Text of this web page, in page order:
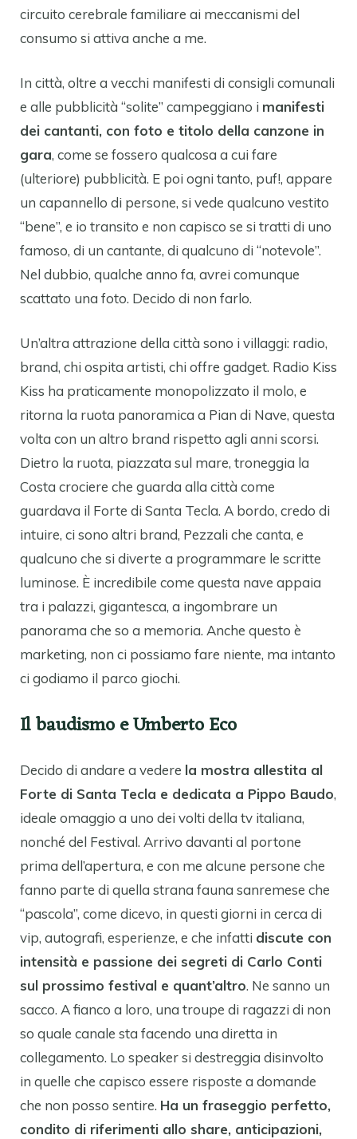
circuito cerebrale familiare ai meccanismi del
consumo si attiva anche a me.
In città, oltre a vecchi manifesti di consigli comunali
e alle pubblicità “solite” campeggiano i manifesti
dei cantanti, con foto e titolo della canzone in
gara, come se fossero qualcosa a cui fare
(ulteriore) pubblicità. E poi ogni tanto, puf!, appare
un capannello di persone, si vede qualcuno vestito
“bene”, e io transito e non capisco se si tratti di uno
famoso, di un cantante, di qualcuno di “notevole”.
Nel dubbio, qualche anno fa, avrei comunque
scattato una foto. Decido di non farlo.
Un’altra attrazione della città sono i villaggi: radio,
brand, chi ospita artisti, chi offre gadget. Radio Kiss
Kiss ha praticamente monopolizzato il molo, e
ritorna la ruota panoramica a Pian di Nave, questa
volta con un altro brand rispetto agli anni scorsi.
Dietro la ruota, piazzata sul mare, troneggia la
Costa crociere che guarda alla città come
guardava il Forte di Santa Tecla. A bordo, credo di
intuire, ci sono altri brand, Pezzali che canta, e
qualcuno che si diverte a programmare le scritte
luminose. È incredibile come questa nave appaia
tra i palazzi, gigantesca, a ingombrare un
panorama che so a memoria. Anche questo è
marketing, non ci possiamo fare niente, ma intanto
ci godiamo il parco giochi.
Il baudismo e Umberto Eco
Decido di andare a vedere la mostra allestita al
Forte di Santa Tecla e dedicata a Pippo Baudo,
ideale omaggio a uno dei volti della tv italiana,
nonché del Festival. Arrivo davanti al portone
prima dell’apertura, e con me alcune persone che
fanno parte di quella strana fauna sanremese che
“pascola”, come dicevo, in questi giorni in cerca di
vip, autografi, esperienze, e che infatti discute con
intensità e passione dei segreti di Carlo Conti
sul prossimo festival e quant’altro. Ne sanno un
sacco. A fianco a loro, una troupe di ragazzi di non
so quale canale sta facendo una diretta in
collegamento. Lo speaker si destreggia disinvolto
in quelle che capisco essere risposte a domande
che non posso sentire. Ha un fraseggio perfetto,
condito di riferimenti allo share, anticipazioni,